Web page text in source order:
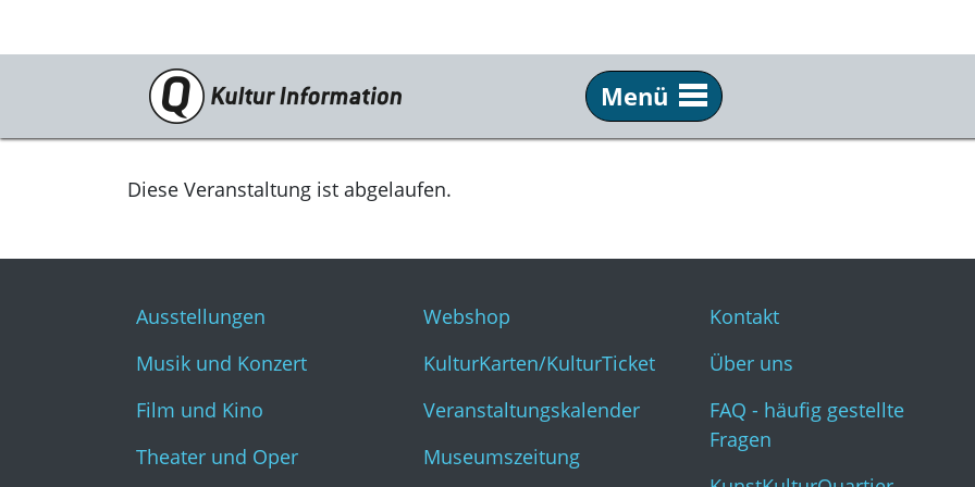
Menü
Veranstaltungen
Ausstellungen
Theater und Oper
Literatur
Service
Museumszeitung
Diese Veranstaltung ist abgelaufen.
Ausstellungen
Musik und Konzert
Film und Kino
Theater und Oper
Webshop
KulturKarten/KulturTicket
Veranstaltungskalender
Museumszeitung
Kontakt
Über uns
FAQ - häufig gestellte
Fragen